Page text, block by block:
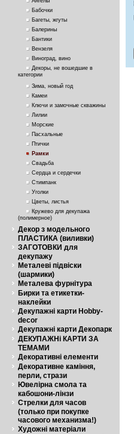
Бабочки
Багеты, жгуты
Балерины
Бантики
Вензеля
Виноград, вино
Декоры, не вошедшие в
категории
Зима, новый год
Камеи
Ключи и замочные скважины
Лилии
Морские
Пасхальные
Птички
Рамки
Свадьба
Сердца и сердечки
Стимпанк
Уголки
Цветы, листья
Кружево для декупажа
(полимерное)
Декор з модельного
ПЛАСТИКА (виливки)
ЗАГОТОВКИ для
декупажу
Металеві підвіски
(шармики)
Металева фурнітура
Бирки та етикетки-
наклейки
Декупажні карти Hobby-
decor
Декупажні карти Декопарк
ДЕКУПАЖНі КАРТИ ЗА
ТЕМАМИ
Декоративні елементи
Декоративне каміння,
перли, стрази
Ювелірна смола та
кабошони-лінзи
Стрелки для часов
(только при покупке
часового механизма!)
Художні матеріали